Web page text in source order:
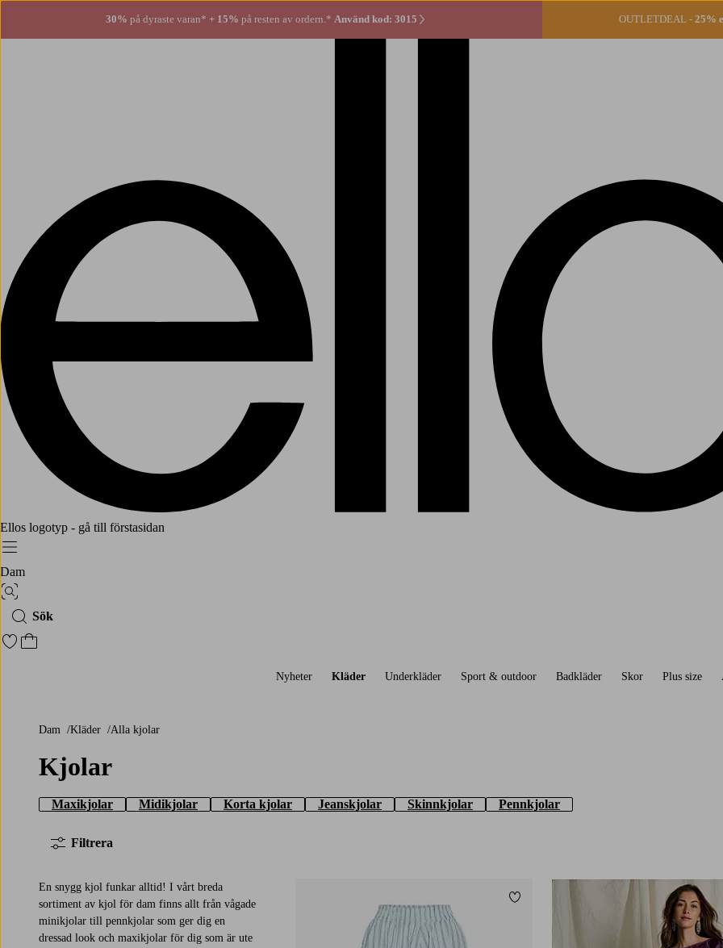
30% på dyraste varan* + 15% på resten av ordern.* Använd kod: 3015 OUTLETDEAL - 25%
Ellos logotyp - gå till förstasidan
Meny
Dam
Bildsök
Sök
Gå till favoritmarkerade produkter
Gå till kundvagnen
Nyheter Kläder Underkläder Sport & outdoor Badkläder Skor Plus size
Dam Kläder Alla kjolar
Kjolar
Maxikjolar Midikjolar Korta kjolar Jeanskjolar Skinnkjolar Pennkjolar
Filtrera
En snygg kjol funkar alltid! I vårt breda
sortiment av kjol för dam finns allt från vågade
minikjolar till pennkjolar som ger dig en
dressad look och maxikjolar för dig som är ute
Lägg till i favoriter